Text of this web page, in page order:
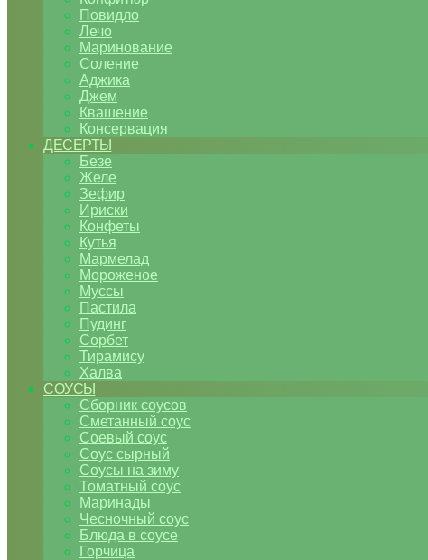
Повидло
Лечо
Маринование
Соление
Аджика
Джем
Квашение
Консервация
ДЕСЕРТЫ
Безе
Желе
Зефир
Ириски
Конфеты
Кутья
Мармелад
Мороженое
Муссы
Пастила
Пудинг
Сорбет
Тирамису
Халва
СОУСЫ
Сборник соусов
Сметанный соус
Соевый соус
Соус сырный
Соусы на зиму
Томатный соус
Маринады
Чесночный соус
Блюда в соусе
Горчица